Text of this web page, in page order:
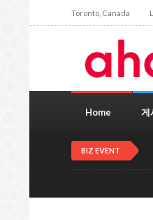
Toronto, Canada
Home 게
BIZ EVENT